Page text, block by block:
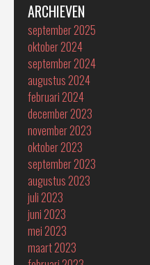
ARCHIEVEN
september 2025
oktober 2024
september 2024
augustus 2024
februari 2024
december 2023
november 2023
oktober 2023
september 2023
augustus 2023
juli 2023
juni 2023
mei 2023
maart 2023